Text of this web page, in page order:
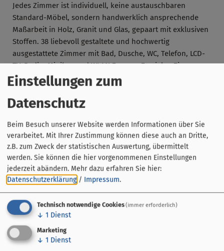
Jedes Zimmer ist individuell, keine austauschbaren
Standard-Möbel, sondern handwerklich ansprechende
Maßarbeit in Holz, Granit und Glas, gepaart mit exklusiven
Stoffen. 38 liebevoll gestaltete und hochwertig
ausgestattete Zimmer mit Bad, Dusche, WC, Telefon, LCD-
TV, Radio, Minibar und WLAN Zugang. Zu vielen Zimmern
gehört ein Balkon oder eine eigene Sonnenterrasse. Ein
Lift macht den Zugang zu den Zimmern noch bequemer.
Geschmackvolles Highlight ist das im Zimmerpreis
enthaltene, besondere Hotel Bundschuh Frühstück mit
bestem Service und großer Auswahl. Wir sind Bett&Bike u.
Wanderbares Deutschland klassifiziert.
Online Buchen
Einstellungen zum
Datenschutz
Beim Besuch unserer Website werden Informationen über Sie
verarbeitet. Mit Ihrer Zustimmung können diese auch an Dritte,
z.B. zum Zweck der statistischen Auswertung, übermittelt
werden. Sie können die hier vorgenommenen Einstellungen
jederzeit abändern. Mehr dazu erfahren Sie hier:
Datenschutzerklärung / Impressum.
Technisch notwendige Cookies(immer erforderlich)
↓ 1 Dienst
Marketing
↓ 1 Dienst